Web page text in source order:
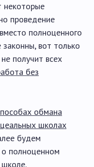
некоторые
проведение
полноценного
законны, вот только
получит всех
без
обмана
школах
будем
о полноценном